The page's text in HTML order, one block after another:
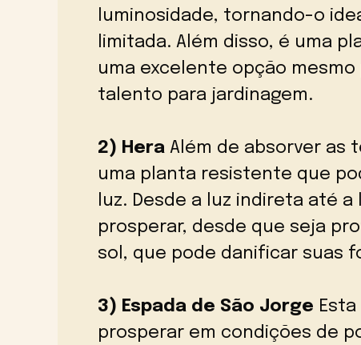
luminosidade, tornando-o
limitada. Além disso, é uma
uma excelente opção
talento para jardinagem.
2) Hera Além de absorver as
uma planta resistente que
luz. Desde a luz indireta até
prosperar, desde que seja
sol, que pode danificar suas
3) Espada de São Jorge
prosperar em condições de